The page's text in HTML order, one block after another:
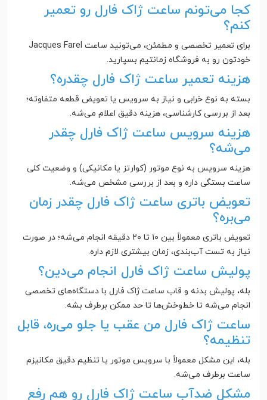
کجا می‌تونم ساعت ژاک فارل رو تعمیر
کنم؟
برای تعمیر تخصصی و مطمئن، می‌تونید ساعت Jacques Farel
خودتون رو به فروشگاه زمانتیم بسپارید.
هزینه تعمیر ساعت ژاک فارل چقدره؟
بسته به نوع خرابی و نیاز به سرویس یا تعویض قطعه متفاوته؛
بعد از بررسی کارشناسی، هزینه دقیق اعلام می‌شه.
هزینه سرویس ساعت ژاک فارل چقدر
می‌شه؟
هزینه سرویس به نوع موتور (کوارتز یا مکانیکی) و وضعیت کلی
ساعت بستگی داره و بعد از بررسی مشخص می‌شه.
تعویض باتری ساعت ژاک فارل چقدر زمان
می‌بره؟
تعویض باتری معمولاً بین ۱۰ تا ۲۰ دقیقه انجام می‌شه؛ در صورت
نیاز به تست آب‌بندی، زمان بیشتری لازم داره.
پولیش ساعت ژاک فارل انجام می‌دین؟
بله، پولیش بدنه و قاب ساعت ژاک فارل با دستگاه‌های تخصصی
انجام می‌شه تا خط‌وخش‌ها تا حد ممکن برطرف بشه.
ساعت ژاک فارل من عقب یا جلو می‌ره، قابل
تنظیمه؟
بله، این مشکل معمولاً با سرویس موتور یا تنظیم دقیق مکانیزم
ساعت برطرف می‌شه.
مشکل ضدآب ساعت ژاک فارل رو هم رفع